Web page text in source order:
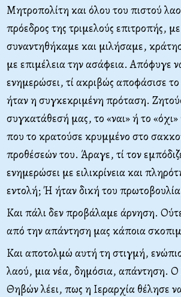
Μητροπολίτη και όλου του πιστού
πρόεδρος της τριμελούς επιτροπής,
συναντηθήκαμε και μιλήσαμε,
με επιμέλεια την ασάφεια. Απόφυγε
ενημερώσει, τί ακριβώς αποφάσισε
ήταν η συγκεκριμένη πρόταση.
συγκατάθεσή μας, το «ναι» ή το «όχι»
που το κρατούσε κρυμμένο στο
προθέσεών του. Άραγε, τί τον
ενημερώσει με ειλικρίνεια και
εντολή; Ή ήταν δική του
Και πάλι δεν προβάλαμε άρνηση.
από την απάντηση μας κάποια
Και αποτολμώ αυτή τη στιγμή,
λαού, μια νέα, δημόσια, απάντηση.
Θηβών λέει, πως η Ιεραρχία θέλησε